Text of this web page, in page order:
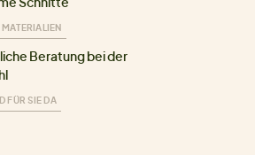
MATERIALIEN
Beratung bei der
FÜR SIE DA